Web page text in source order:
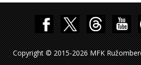
Copyright © 2015-2026 MFK